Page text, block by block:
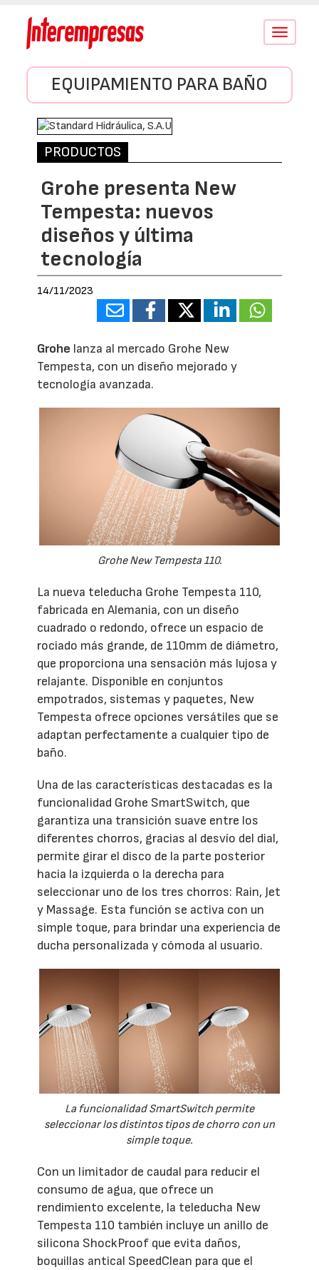
Conmutar
EQUIPAMIENTO PARA BAÑO
PRODUCTOS
Grohe presenta New
Tempesta: nuevos
diseños y última
tecnología
14/11/2023
Grohe lanza al mercado Grohe New
Tempesta, con un diseño mejorado y
tecnología avanzada.
Grohe New Tempesta 110.
La nueva teleducha Grohe Tempesta 110,
fabricada en Alemania, con un diseño
cuadrado o redondo, ofrece un espacio de
rociado más grande, de 110mm de diámetro,
que proporciona una sensación más lujosa y
relajante. Disponible en conjuntos
empotrados, sistemas y paquetes, New
Tempesta ofrece opciones versátiles que se
adaptan perfectamente a cualquier tipo de
baño.
Una de las características destacadas es la
funcionalidad Grohe SmartSwitch, que
garantiza una transición suave entre los
diferentes chorros, gracias al desvío del dial,
permite girar el disco de la parte posterior
hacia la izquierda o la derecha para
seleccionar uno de los tres chorros: Rain, Jet
y Massage. Esta función se activa con un
simple toque, para brindar una experiencia de
ducha personalizada y cómoda al usuario.
La funcionalidad SmartSwitch permite
seleccionar los distintos tipos de chorro con un
simple toque.
Con un limitador de caudal para reducir el
consumo de agua, que ofrece un
rendimiento excelente, la teleducha New
Tempesta 110 también incluye un anillo de
silicona ShockProof que evita daños,
boquillas antical SpeedClean para que el